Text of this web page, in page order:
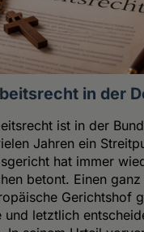
in der
ist in der
Jahren ein
hat immer
betont. Einen ganz
Gerichtshof
und letztlich